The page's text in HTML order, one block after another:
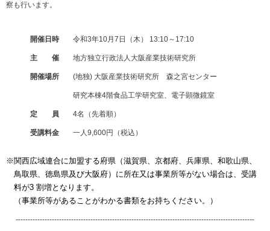
察も行います。
開催日時 令和3年10月7日（木） 13:10～17:10
主 催 地方独立行政法人大阪産業技術研究所
開催場所 (地独) 大阪産業技術研究所 森之宮センター
研究本棟4階食品工学研究室、電子顕微鏡室
定 員 4名（先着順）
受講料金 一人9,600円（税込）
※関西広域連合に加盟する府県（滋賀県、京都府、兵庫県、和歌山県、
鳥取県、徳島県及び大阪府）に所在又は事業所等がない場合は、受講
料が3 割増となります。
（事業所等があることがわかる書類をお持ちください。）
---------------------------------------------------------------------------------------------------